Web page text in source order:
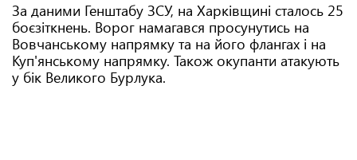
За даними Генштабу ЗСУ, на Харківщині сталось 25
боєзіткнень. Ворог намагався просунутись на
Вовчанському напрямку та на його флангах і на
Куп'янському напрямку. Також окупанти атакують
у бік Великого Бурлука.